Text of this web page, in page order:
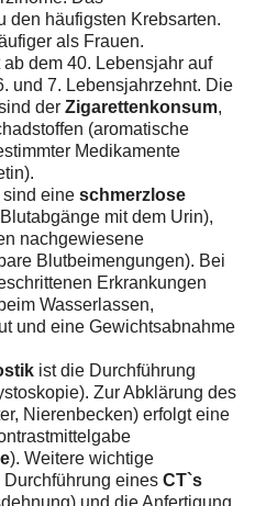
den häufigsten Krebsarten.
als Frauen.
dem 40. Lebensjahr auf
und 7. Lebensjahrzehnt. Die
der Zigarettenkonsum,
(aromatische
Medikamente
sind eine schmerzlose
mit dem Urin),
nachgewiesene
Blutbeimengungen). Bei
Erkrankungen
Wasserlassen,
und eine Gewichtsabnahme
ist die Durchführung
Zur Abklärung des
Nierenbecken) erfolgt eine
). Weitere wichtige
eines CT`s
und die Anfertigung